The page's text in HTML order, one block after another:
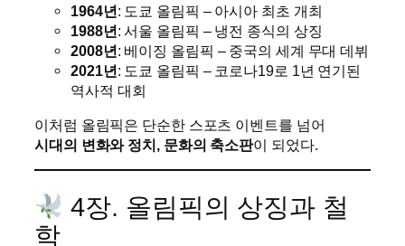
1964년: 도쿄 올림픽 – 아시아 최초 개최
1988년: 서울 올림픽 – 냉전 종식의 상징
2008년: 베이징 올림픽 – 중국의 세계 무대 데뷔
2021년: 도쿄 올림픽 – 코로나19로 1년 연기된
역사적 대회
이처럼 올림픽은 단순한 스포츠 이벤트를 넘어
시대의 변화와 정치, 문화의 축소판이 되었다.
4장. 올림픽의 상징과 철
학